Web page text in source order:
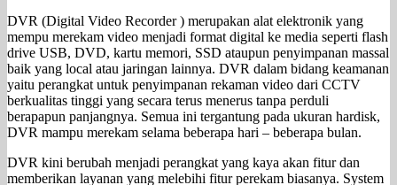
DVR (Digital Video Recorder ) merupakan alat elektronik yang
mempu merekam video menjadi format digital ke media seperti flash
drive USB, DVD, kartu memori, SSD ataupun penyimpanan massal
baik yang local atau jaringan lainnya. DVR dalam bidang keamanan
yaitu perangkat untuk penyimpanan rekaman video dari CCTV
berkualitas tinggi yang secara terus menerus tanpa perduli
berapapun panjangnya. Semua ini tergantung pada ukuran hardisk,
DVR mampu merekam selama beberapa hari – beberapa bulan.
DVR kini berubah menjadi perangkat yang kaya akan fitur dan
memberikan layanan yang melebihi fitur perekam biasanya. System